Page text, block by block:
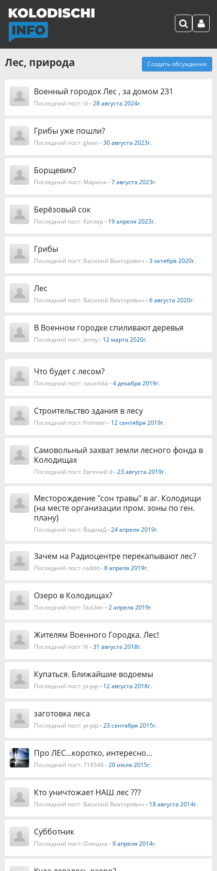
Лес, природа Создать обсуждение
Военный городок Лес , за домом 231
Последний пост: Vi - 28 августа 2024г.
Грибы уже пошли?
Последний пост: glean- 30 августа 2023г.
Борщевик?
Последний пост: Марина - 7 августа 2023г.
Берёзовый сок
Последний пост: Котляр- 19 апреля 2023г.
Грибы
Последний пост: Василий Викторович- 3 октября 2020г.
Лес
Последний пост: Василий Викторович- 6 августа 2020г.
В Военном городке спиливают деревья
Последний пост: Jenny- 12 марта 2020г.
Что будет с лесом?
Последний пост: nasamila - 4 декабря 2019г.
Строительство здания в лесу
Последний пост: Fishman- 12 сентября 2019г.
Самовольный захват земли лесного фонда в
Колодищах
Последний пост: Евгений d- 23 августа 2019г.
Месторождение "сон травы" в аг. Колодищи
(на месте организации пром. зоны по ген.
плану)
Последний пост: ВадимД- 24 апреля 2019г.
Зачем на Радиоцентре перекапывают лес?
Последний пост: raddd- 8 апреля 2019г.
Озеро в Колодищах?
Последний пост: StaLker- 2 апреля 2019г.
Жителям Военного Городка. Лес!
Последний пост: Vi - 31 августа 2018г.
Купаться. Ближайшие водоемы
Последний пост: pi-pip- 12 августа 2018г.
заготовка леса
Последний пост: pi-pip- 23 сентября 2015г.
Про ЛЕС...коротко, интересно...
Последний пост: 718548 - 20 июля 2015г.
Кто уничтожает НАШ лес ???
Последний пост: Василий Викторович- 18 августа 2014г.
Субботник
Последний пост: Олюшка - 9 апреля 2014г.